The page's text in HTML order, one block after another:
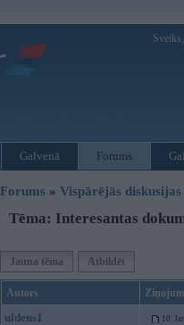
Sveiks,
Galvenā Forums
Forums » Vispārējās diskusijas
Tēma: Interesantas
Jauna tēma Atbildēt
Autors
uldens1 10.